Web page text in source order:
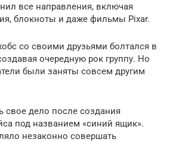
все направления, включая
блокноты и даже фильмы Pixar.
со своими друзьями болтался в
очередную рок группу. Но
были заняты совсем другим
свое дело после создания
под названием «синий ящик».
незаконно совершать